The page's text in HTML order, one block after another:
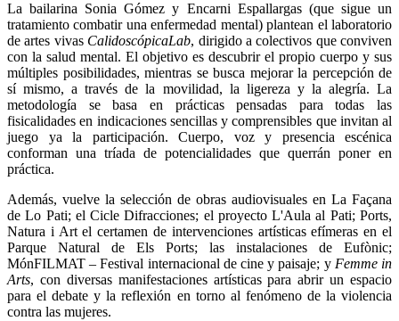
La bailarina Sonia Gómez y Encarni Espallargas (que sigue un
tratamiento combatir una enfermedad mental) plantean el laboratorio
de artes vivas CalidoscópicaLab, dirigido a colectivos que conviven
con la salud mental. El objetivo es descubrir el propio cuerpo y sus
múltiples posibilidades, mientras se busca mejorar la percepción de
sí mismo, a través de la movilidad, la ligereza y la alegría. La
metodología se basa en prácticas pensadas para todas las
fisicalidades en indicaciones sencillas y comprensibles que invitan al
juego ya la participación. Cuerpo, voz y presencia escénica
conforman una tríada de potencialidades que querrán poner en
práctica.
Además, vuelve la selección de obras audiovisuales en La Façana
de Lo Pati; el Cicle Difracciones; el proyecto L'Aula al Pati; Ports,
Natura i Art el certamen de intervenciones artísticas efímeras en el
Parque Natural de Els Ports; las instalaciones de Eufònic;
MónFILMAT – Festival internacional de cine y paisaje; y Femme in
Arts, con diversas manifestaciones artísticas para abrir un espacio
para el debate y la reflexión en torno al fenómeno de la violencia
contra las mujeres.